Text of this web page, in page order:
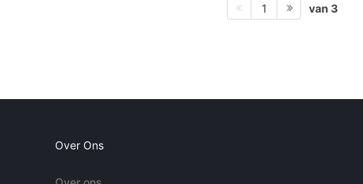
1 van 3
Over Ons